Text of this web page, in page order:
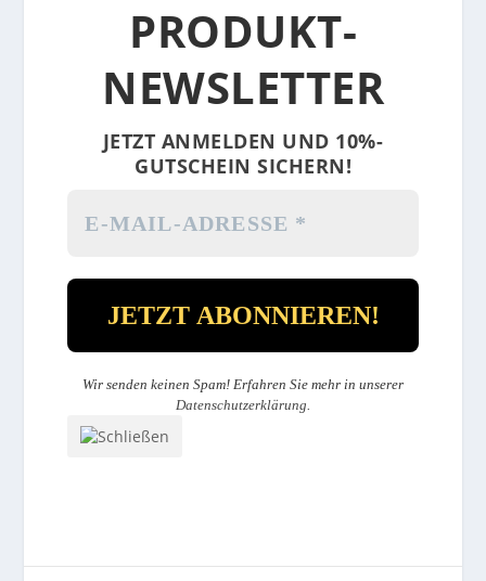
PRODUKT-
NEWSLETTER
JETZT ANMELDEN UND 10%-
GUTSCHEIN SICHERN!
Wir senden keinen Spam! Erfahren Sie mehr in unserer
Datenschutzerklärung.